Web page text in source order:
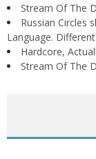
Stream Of The
Russian Circles
Language.
Hardcore,
Stream Of The